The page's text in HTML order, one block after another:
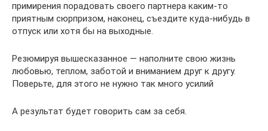
примирения порадовать своего партнера каким-то
приятным сюрпризом, наконец, съездите куда-нибудь в
отпуск или хотя бы на выходные.
Резюмируя вышесказанное — наполните свою жизнь
любовью, теплом, заботой и вниманием друг к другу.
Поверьте, для этого не нужно так много усилий
А результат будет говорить сам за себя.